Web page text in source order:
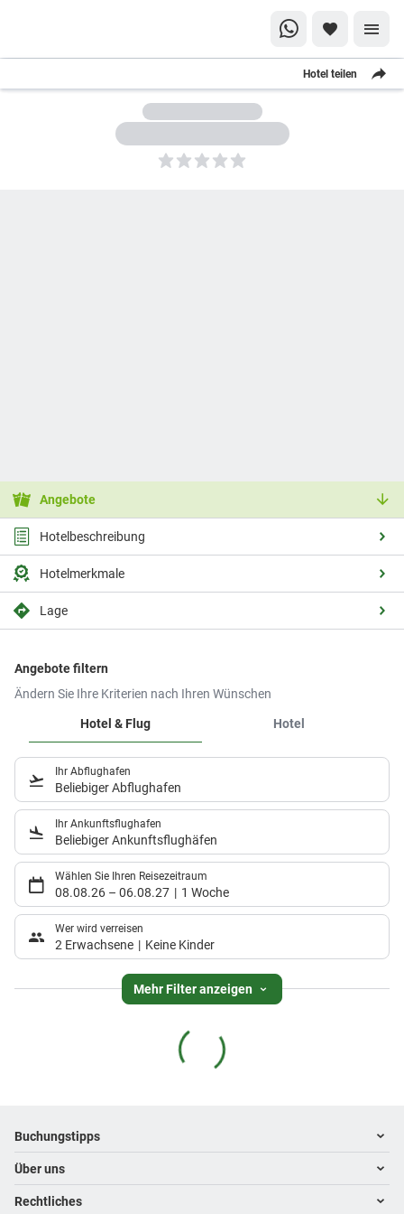
Hotel teilen
5
Angebote
Hotelbeschreibung
Hotelmerkmale
Lage
Angebote filtern
Ändern Sie Ihre Kriterien nach Ihren Wünschen
Hotel & Flug
Hotel
Ihr Abflughafen
Beliebiger Abflughafen
Ihr Ankunftsflughafen
Beliebiger Ankunftsflughäfen
Wählen Sie Ihren Reisezeitraum
08.08.26 – 06.08.27 1 Woche
Wer wird verreisen
2 Erwachsene Keine Kinder
Mehr Filter anzeigen
Footer navigation
Buchungstipps
Warum im Reisebüro buchen
Hoteltipps
Über uns
Kontakt
Rechtliches